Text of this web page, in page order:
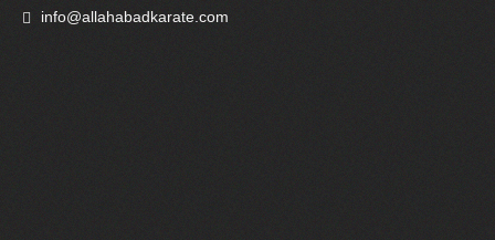
info@allahabadkarate.com